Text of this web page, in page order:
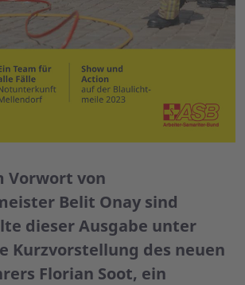
Vorwort von
Belit Onay sind
dieser Ausgabe unter
Kurzvorstellung des neuen
Florian Soot, ein